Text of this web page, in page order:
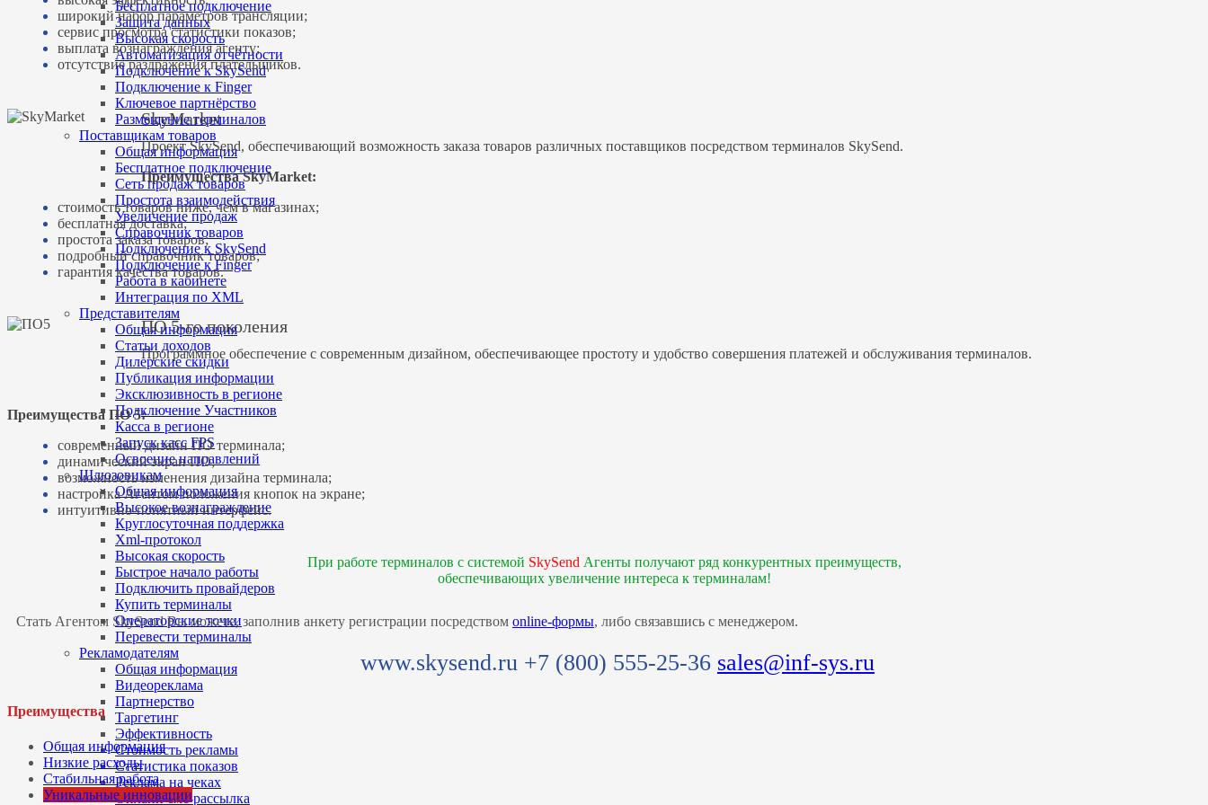
Бесплатное подключение
Защита данных
Высокая скорость
Автоматизация отчётности
Подключение к SkySend
Подключение к Finger
Ключевое партнёрство
Размещение терминалов
Поставщикам товаров
Общая информация
Бесплатное подключение
Сеть продаж товаров
Простота взаимодействия
Увеличение продаж
Справочник товаров
Подключение к SkySend
Подключение к Finger
Работа в кабинете
Интеграция по XML
Представителям
Общая информация
Статьи доходов
Дилерские скидки
Публикация информации
Эксклюзивность в регионе
Подключение Участников
Касса в регионе
Запуск касс FPS
Освоение направлений
Шлюзовикам
Общая информация
Высокое вознаграждение
Круглосуточная поддержка
Xml-протокол
Высокая скорость
Быстрое начало работы
Подключить провайдеров
Купить терминалы
Операторские точки
Перевести терминалы
Рекламодателям
Общая информация
Видеореклама
Партнерство
Таргетинг
Эффективность
Стоимость рекламы
Статистика показов
Реклама на чеках
Онлайн смс-рассылка
широкий набор параметров трансляции;
сервис просмотра статистики показов;
выплата вознаграждения агенту;
отсутствие раздражения плательщиков.
SkyMarket
Проект SkySend, обеспечивающий возможность заказа товаров различных поставщиков посредством терминалов SkySend.
Преимущества SkyMarket:
стоимость товаров ниже, чем в магазинах;
бесплатная доставка;
простота заказа товаров;
подробный справочник товаров;
гарантия качества товаров.
ПО 5-го поколения
Программное обеспечение с современным дизайном, обеспечивающее простоту и удобство совершения платежей и обслуживания терминалов.
Преимущества ПО 5:
современный дизайн ПО терминала;
динамический экран ПО;
возможность изменения дизайна терминала;
настройка Агентом положения кнопок на экране;
интуитивно-понятный интерфейс.
При работе терминалов с системой SkySend Агенты получают ряд конкурентных преимуществ,
обеспечивающих увеличение интереса к терминалам!
Стать Агентом SkySend Вы можете, заполнив анкету регистрации посредством online-формы, либо связавшись с менеджером.
www.skysend.ru +7 (800) 555-25-36
Преимущества
Общая информация
Низкие расходы
Стабильная работа
Уникальные инновации